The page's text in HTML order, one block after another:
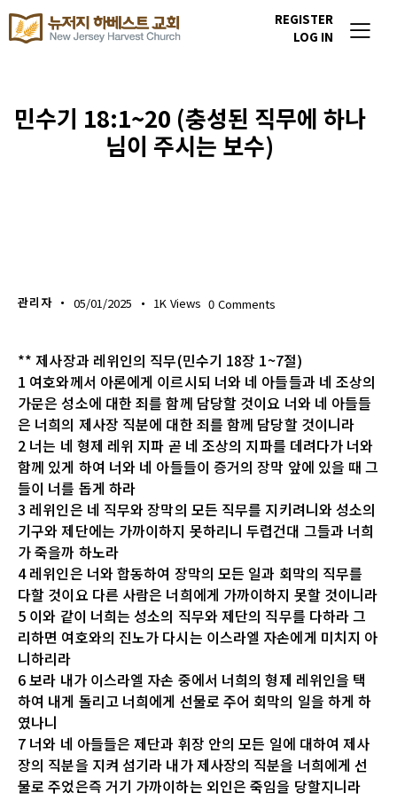
REGISTER
LOG IN
민수기 18:1~20 (충성된 직무에 하나
님이 주시는 보수)
관리자 05/01/2025 1K Views 0 Comments
** 제사장과 레위인의 직무(민수기 18장 1~7절)
1 여호와께서 아론에게 이르시되 너와 네 아들들과 네 조상의
가문은 성소에 대한 죄를 함께 담당할 것이요 너와 네 아들들
은 너희의 제사장 직분에 대한 죄를 함께 담당할 것이니라
2 너는 네 형제 레위 지파 곧 네 조상의 지파를 데려다가 너와
함께 있게 하여 너와 네 아들들이 증거의 장막 앞에 있을 때 그
들이 너를 돕게 하라
3 레위인은 네 직무와 장막의 모든 직무를 지키려니와 성소의
기구와 제단에는 가까이하지 못하리니 두렵건대 그들과 너희
가 죽을까 하노라
4 레위인은 너와 합동하여 장막의 모든 일과 회막의 직무를
다할 것이요 다른 사람은 너희에게 가까이하지 못할 것이니라
5 이와 같이 너희는 성소의 직무와 제단의 직무를 다하라 그
리하면 여호와의 진노가 다시는 이스라엘 자손에게 미치지 아
니하리라
6 보라 내가 이스라엘 자손 중에서 너희의 형제 레위인을 택
하여 내게 돌리고 너희에게 선물로 주어 회막의 일을 하게 하
였나니
7 너와 네 아들들은 제단과 휘장 안의 모든 일에 대하여 제사
장의 직분을 지켜 섬기라 내가 제사장의 직분을 너희에게 선
물로 주었은즉 거기 가까이하는 외인은 죽임을 당할지니라